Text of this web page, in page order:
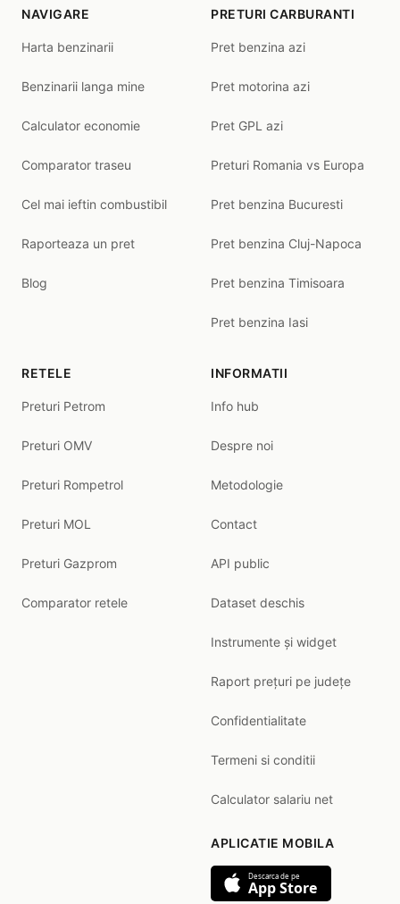
NAVIGARE
Harta benzinarii
Benzinarii langa mine
Calculator economie
Comparator traseu
Cel mai ieftin combustibil
Raporteaza un pret
Blog
PRETURI CARBURANTI
Pret benzina azi
Pret motorina azi
Pret GPL azi
Preturi Romania vs Europa
Pret benzina Bucuresti
Pret benzina Cluj-Napoca
Pret benzina Timisoara
Pret benzina Iasi
RETELE
Preturi Petrom
Preturi OMV
Preturi Rompetrol
Preturi MOL
Preturi Gazprom
Comparator retele
INFORMATII
Info hub
Despre noi
Metodologie
Contact
API public
Dataset deschis
Instrumente și widget
Raport prețuri pe județe
Confidentialitate
Termeni si conditii
Calculator salariu net
APLICATIE MOBILA
Descarca de pe
App Store